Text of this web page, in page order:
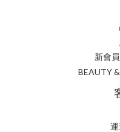
新會
BEAUTY